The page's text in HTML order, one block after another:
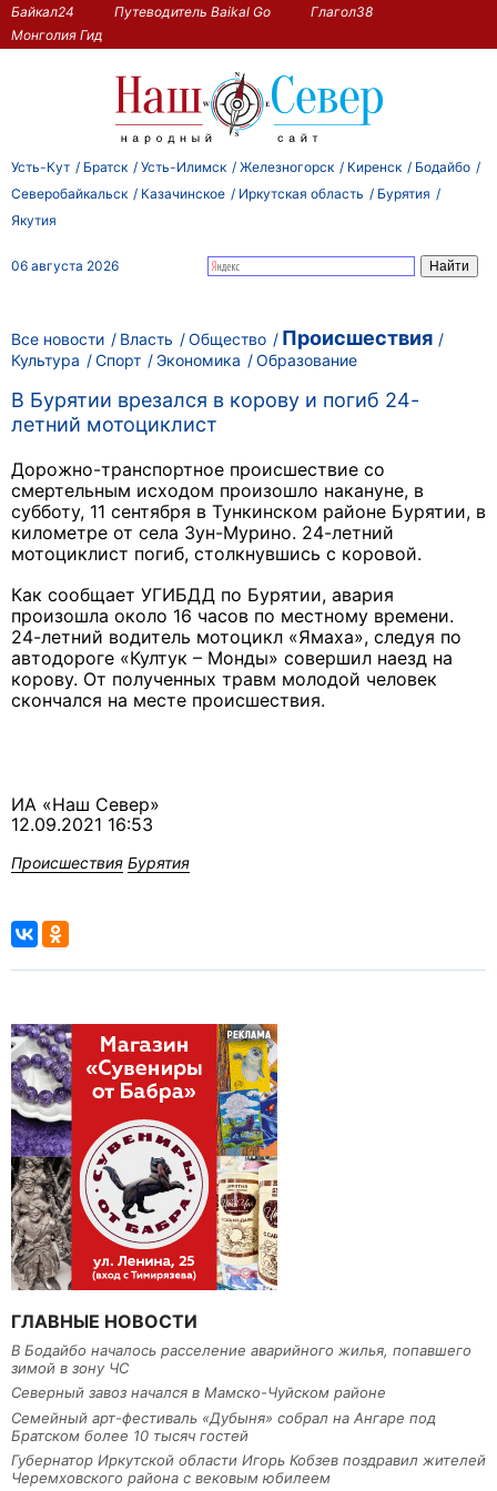
Байкал24 Путеводитель Baikal Go
Глагол38
Монголия Гид
Усть-Кут Братск Усть-Илимск Железногорск Киренск
Бодайбо
Северобайкальск
Казачинское Иркутская область
Бурятия
Якутия
06 августа 2026
Все новости Власть Общество Происшествия
Культура Спорт Экономика Образование
В Бурятии врезался в корову и погиб 24-
летний мотоциклист
Дорожно-транспортное происшествие со
смертельным исходом произошло накануне, в
субботу, 11 сентября в Тункинском районе Бурятии, в
километре от села Зун-Мурино. 24-летний
мотоциклист погиб, столкнувшись с коровой.
Как сообщает УГИБДД по Бурятии, авария
произошла около 16 часов по местному времени.
24-летний водитель мотоцикл «Ямаха», следуя по
автодороге «Култук – Монды» совершил наезд на
корову. От полученных травм молодой человек
скончался на месте происшествия.
ИА «Наш Север»
12.09.2021 16:53
Происшествия Бурятия
ГЛАВНЫЕ НОВОСТИ
В Бодайбо началось расселение аварийного жилья, попавшего
зимой в зону ЧС
Северный завоз начался в Мамско-Чуйском районе
Семейный арт-фестиваль «Дубыня» собрал на Ангаре под
Братском более 10 тысяч гостей
Губернатор Иркутской области Игорь Кобзев поздравил жителей
Черемховского района с вековым юбилеем